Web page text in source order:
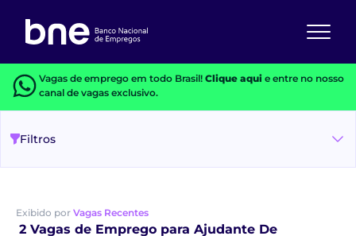
Vagas de emprego em todo Brasil! Clique aquie entre no nosso
canal de vagas exclusivo.
Filtros
Exibido por Vagas Recentes
2 Vagas de Emprego para Ajudante De